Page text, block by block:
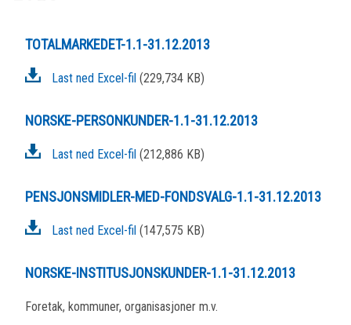
TOTALMARKEDET-1.1-31.12.2013
Last ned Excel-fil (229,734 KB)
NORSKE-PERSONKUNDER-1.1-31.12.2013
Last ned Excel-fil (212,886 KB)
PENSJONSMIDLER-MED-FONDSVALG-1.1-31.12.2013
Last ned Excel-fil (147,575 KB)
NORSKE-INSTITUSJONSKUNDER-1.1-31.12.2013
Foretak, kommuner, organisasjoner m.v.